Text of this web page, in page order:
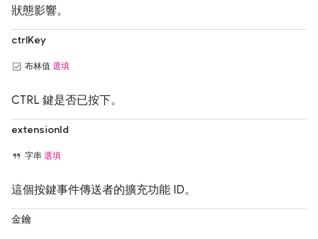
狀態影響。
ctrlKey
布林值 選填
CTRL 鍵是否已按下。
extensionId
字串 選填
這個按鍵事件傳送者的擴充功能 ID。
金鑰